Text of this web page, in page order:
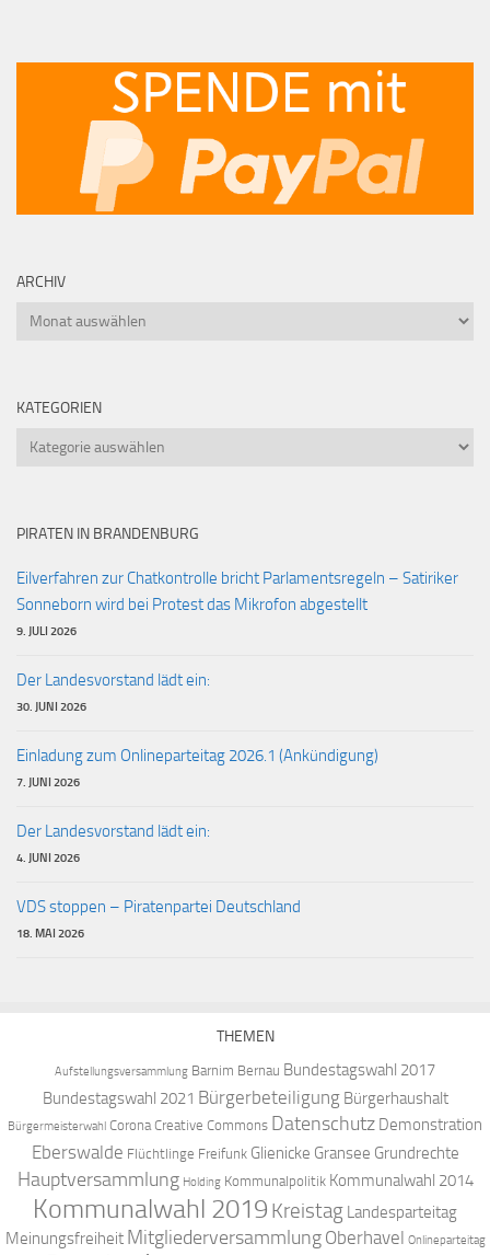
ARCHIV
Archiv
KATEGORIEN
Kategorien
PIRATEN IN BRANDENBURG
Eilverfahren zur Chatkontrolle bricht Parlamentsregeln – Satiriker
Sonneborn wird bei Protest das Mikrofon abgestellt
9. JULI 2026
Der Landesvorstand lädt ein:
30. JUNI 2026
Einladung zum Onlineparteitag 2026.1 (Ankündigung)
7. JUNI 2026
Der Landesvorstand lädt ein:
4. JUNI 2026
VDS stoppen – Piratenpartei Deutschland
18. MAI 2026
THEMEN
Aufstellungsversammlung Barnim Bernau Bundestagswahl 2017
Bundestagswahl 2021 Bürgerbeteiligung Bürgerhaushalt
Bürgermeisterwahl Corona Creative Commons Datenschutz Demonstration
Eberswalde Flüchtlinge Freifunk Glienicke Gransee Grundrechte
Hauptversammlung Holding Kommunalpolitik Kommunalwahl 2014
Kommunalwahl 2019 Kreistag Landesparteitag
Meinungsfreiheit Mitgliederversammlung Oberhavel Onlineparteitag